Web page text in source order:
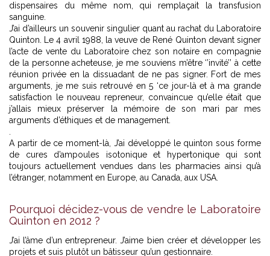
dispensaires du même nom, qui remplaçait la transfusion
sanguine.
J’ai d’ailleurs un souvenir singulier quant au rachat du Laboratoire
Quinton. Le 4 avril 1988, la veuve de René Quinton devant signer
l’acte de vente du Laboratoire chez son notaire en compagnie
de la personne acheteuse, je me souviens m’être ‘’invité’’ à cette
réunion privée en la dissuadant de ne pas signer. Fort de mes
arguments, je me suis retrouvé en 5 ‘ce jour-là et à ma grande
satisfaction le nouveau repreneur, convaincue qu’elle était que
j’allais mieux préserver la mémoire de son mari par mes
arguments d’éthiques et de management.
A partir de ce moment-là, J’ai développé le quinton sous forme
de cures d’ampoules isotonique et hypertonique qui sont
toujours actuellement vendues dans les pharmacies ainsi qu’à
l’étranger, notamment en Europe, au Canada, aux USA.
Pourquoi décidez-vous de vendre le Laboratoire
Quinton en 2012 ?
J’ai l’âme d’un entrepreneur. J’aime bien créer et développer les
projets et suis plutôt un bâtisseur qu’un gestionnaire.